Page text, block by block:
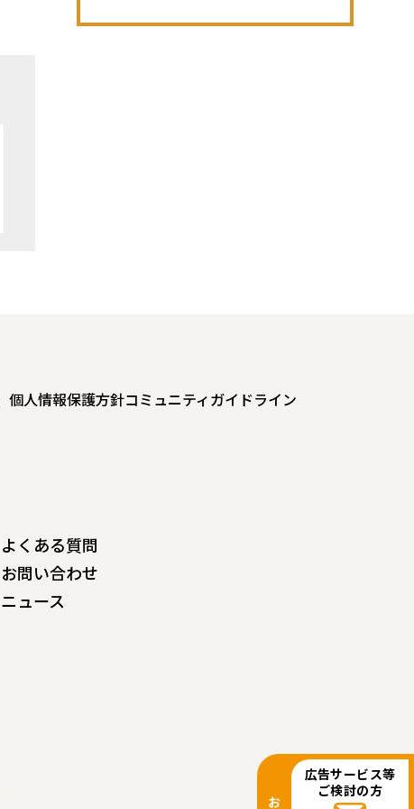
個人情報保護方針コミュニティガイドライン
よくある質問
お問い合わせ
ニュース
広告サービス等
ご検討の方